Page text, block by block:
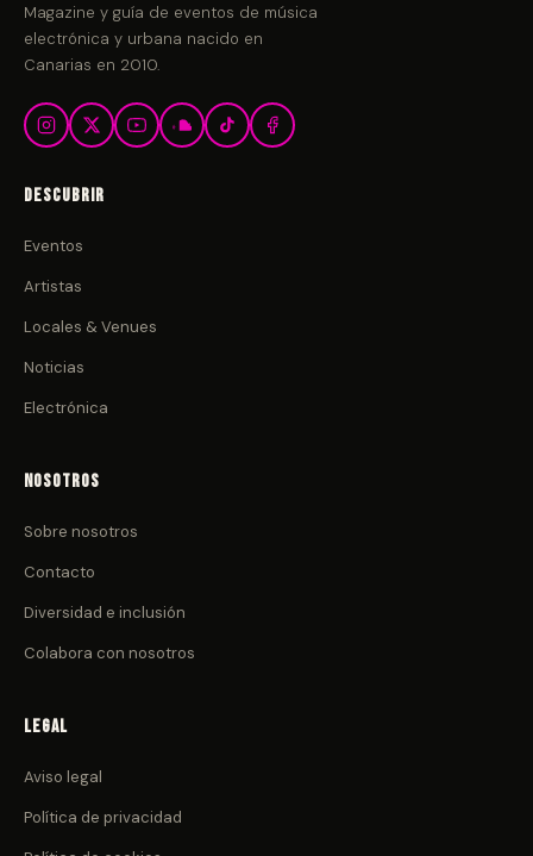
Magazine y guía de eventos de música
electrónica y urbana nacido en
Canarias en 2010.
Descubrir
Eventos
Artistas
Locales & Venues
Noticias
Electrónica
Nosotros
Sobre nosotros
Contacto
Diversidad e inclusión
Colabora con nosotros
Legal
Aviso legal
Política de privacidad